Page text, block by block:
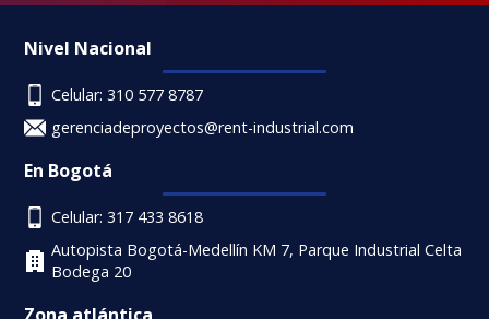
Nivel Nacional
Celular: 310 577 8787
gerenciadeproyectos@rent-industrial.com
En Bogotá
Celular: 317 433 8618
Autopista Bogotá-Medellín KM 7, Parque Industrial Celta
Bodega 20